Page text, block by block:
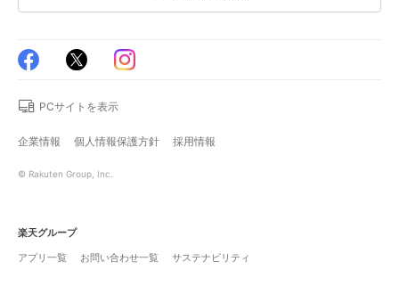
PCサイトを表示
企業情報 個人情報保護方針 採用情報
© Rakuten Group, Inc.
楽天グループ
アプリ一覧
お問い合わせ一覧 サステナビリティ